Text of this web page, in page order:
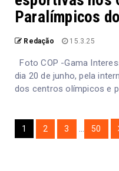
Paralímpicos
Redação 15.3.25
Foto COP -Gama
dia 20 de junho, pela
dos centros olímpicos e
1 2 3 50